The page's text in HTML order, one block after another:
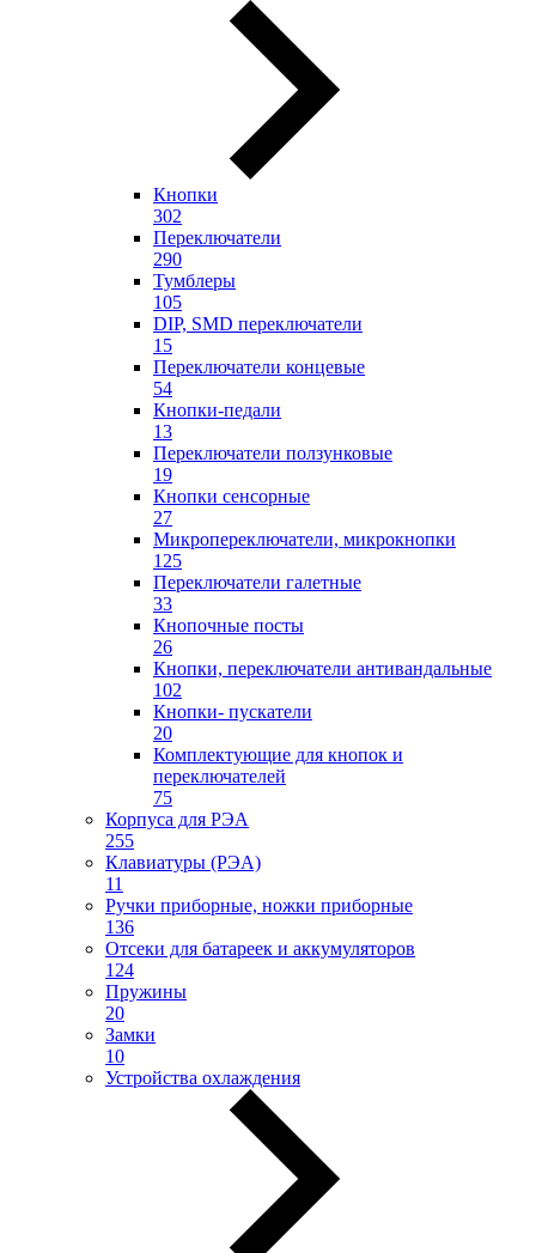
Кнопки
302
Переключатели
290
Тумблеры
105
DIP, SMD переключатели
15
Переключатели концевые
54
Кнопки-педали
13
Переключатели ползунковые
19
Кнопки сенсорные
27
Микропереключатели, микрокнопки
125
Переключатели галетные
33
Кнопочные посты
26
Кнопки, переключатели антивандальные
102
Кнопки- пускатели
20
Комплектующие для кнопок и
переключателей
75
Корпуса для РЭА
255
Клавиатуры (РЭА)
11
Ручки приборные, ножки приборные
136
Отсеки для батареек и аккумуляторов
124
Пружины
20
Замки
10
Устройства охлаждения